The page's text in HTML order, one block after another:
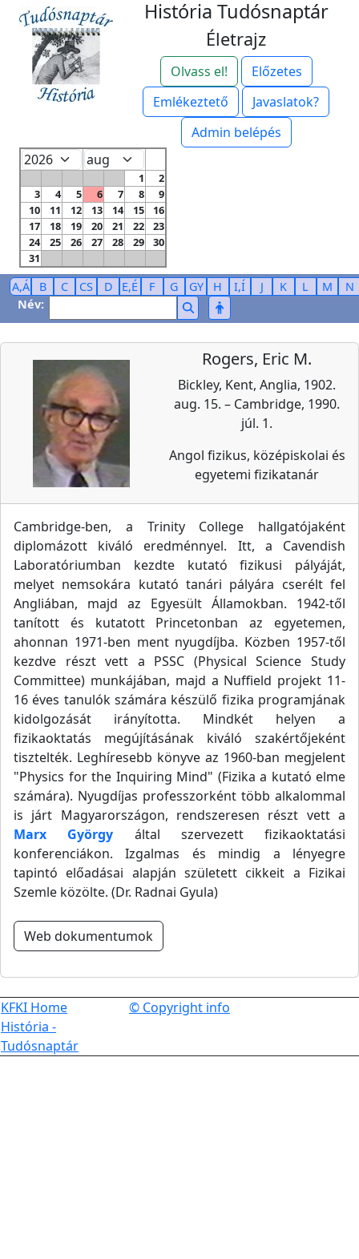
História Tudósnaptár
Életrajz
Olvass el!
Előzetes
Emlékeztető
Javaslatok?
Admin belépés
1
2
3
4 5 6 7 8
9
10
11 12 13 14 15
16
17
18 19 20 21 22
23
24
25 26 27 28 29
30
31
A,Á B C CS D E,É F G GY H I,Í J K L M
N
Név:
Rogers, Eric M.
Bickley, Kent, Anglia, 1902.
aug. 15. – Cambridge, 1990.
júl. 1.
Angol fizikus, középiskolai és
egyetemi fizikatanár
Cambridge-ben, a Trinity College hallgatójaként
diplomázott kiváló eredménnyel. Itt, a Cavendish
Laboratóriumban kezdte kutató fizikusi pályáját,
melyet nemsokára kutató tanári pályára cserélt fel
Angliában, majd az Egyesült Államokban. 1942-től
tanított és kutatott Princetonban az egyetemen,
ahonnan 1971-ben ment nyugdíjba. Közben 1957-től
kezdve részt vett a PSSC (Physical Science Study
Committee) munkájában, majd a Nuffield projekt 11-
16 éves tanulók számára készülő fizika programjának
kidolgozását irányította. Mindkét helyen a
fizikaoktatás megújításának kiváló szakértőjeként
tisztelték. Leghíresebb könyve az 1960-ban megjelent
"Physics for the Inquiring Mind" (Fizika a kutató elme
számára). Nyugdíjas professzorként több alkalommal
is járt Magyarországon, rendszeresen részt vett a
Marx György által szervezett fizikaoktatási
konferenciákon. Izgalmas és mindig a lényegre
tapintó előadásai alapján született cikkeit a Fizikai
Szemle közölte. (Dr. Radnai Gyula)
Web dokumentumok
KFKI Home
História -
Tudósnaptár
© Copyright info